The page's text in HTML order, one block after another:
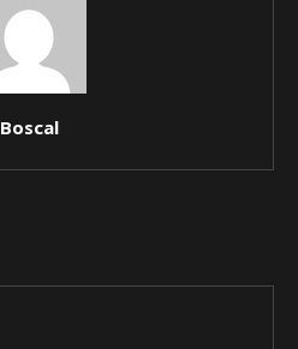
Boscal